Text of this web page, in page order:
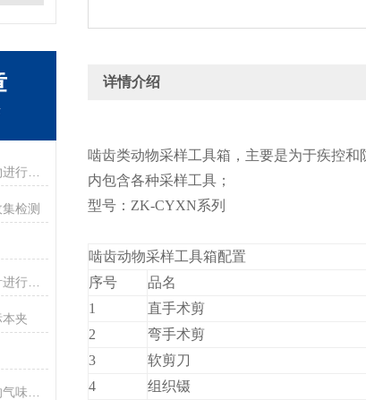
吸入式气体麻醉机也适合多动物进行长时间的维持麻醉
检测
使用前和使用后都需要对灌胃针进行彻底清洁和消毒
夹
详情介绍
啮齿类动物采样工具箱，主要是为于疾控和
内包含各种采样工具 ；
型号： ZK-CYXN系列
啮齿动物采样工具箱配置
序号
品名
1
直手术剪
2
弯手术剪
3
软剪刀
4
组织镊